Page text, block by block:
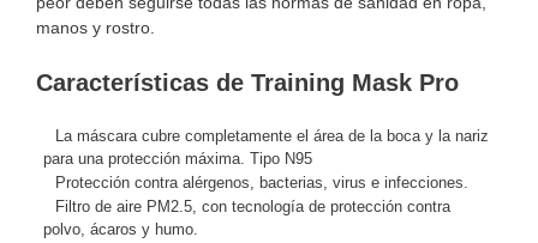
manos y rostro.
Características de Training Mask Pro
La máscara cubre completamente el área de la boca y la nariz
para una protección máxima. Tipo N95
Protección contra alérgenos, bacterias, virus e infecciones.
Filtro de aire PM2.5, con tecnología de protección contra
polvo, ácaros y humo.